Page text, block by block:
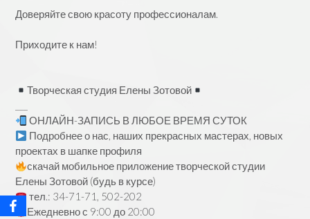
Доверяйте свою красоту профессионалам.
Приходите к нам!
Творческая студия Елены Зотовой
ОНЛАЙН-ЗАПИСЬ В ЛЮБОЕ ВРЕМЯ СУТОК
Подробнее о нас, наших прекрасных мастерах, новых
проектах в шапке профиля
скачай мобильное приложение творческой студии
Елены Зотовой (будь в курсе)
тел.: 34-71-71, 502-202
Ежедневно с 9:00 до 20:00